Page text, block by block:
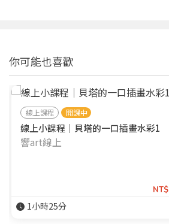
你可能也喜歡
線上課程 開課中
線上小課程｜貝塔的一口插畫水彩1
響art線上
NT$
1小時25分